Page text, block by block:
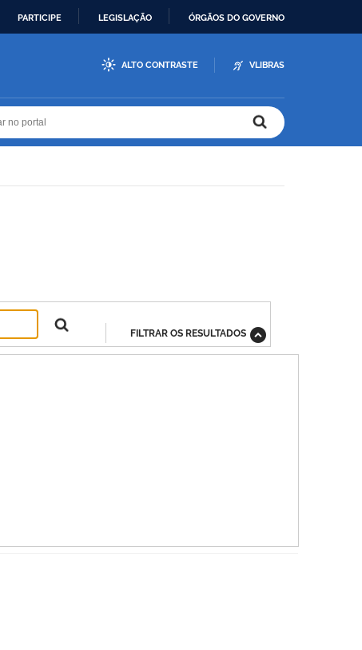
PARTICIPE LEGISLAÇÃO ÓRGÃOS DO GOVERNO
ALTO CONTRASTE VLIBRAS
FILTRAR OS RESULTADOS